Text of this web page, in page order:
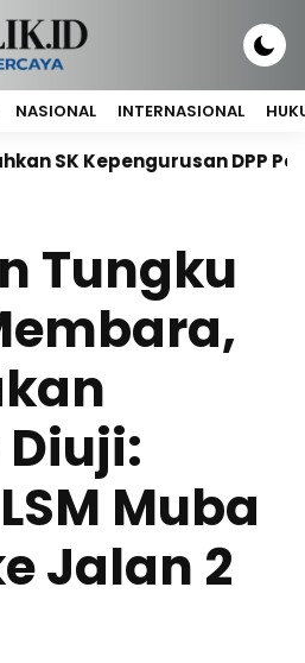
NASIONAL INTERNASIONAL
DPP Petani
Tungku
Muba
Jalan 2